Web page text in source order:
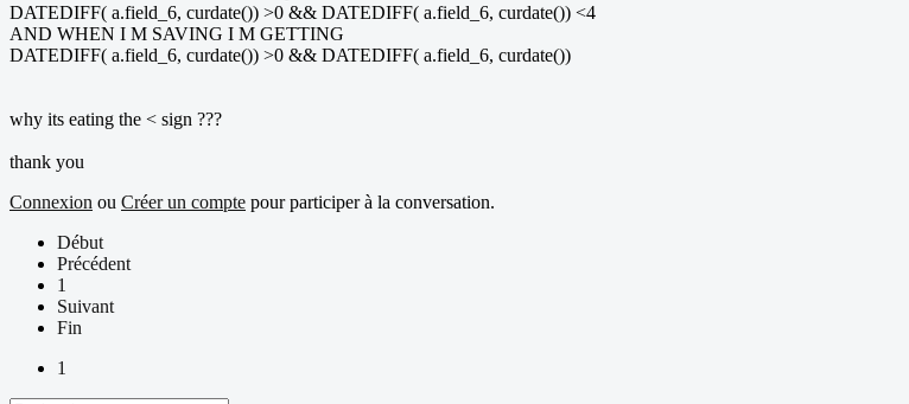
DATEDIFF( a.field_6, curdate()) >0 && DATEDIFF( a.field_6, curdate()) <4
AND WHEN I M SAVING I M GETTING
DATEDIFF( a.field_6, curdate()) >0 && DATEDIFF( a.field_6, curdate())
why its eating the < sign ???
thank you
Connexion ou Créer un compte pour participer à la conversation.
Début
Précédent
1
Suivant
Fin
1